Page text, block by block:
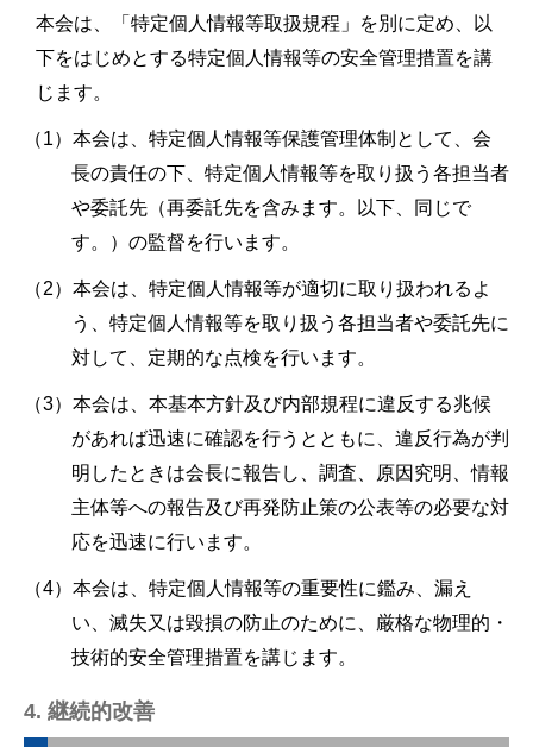
本会は、「特定個人情報等取扱規程」を別に定め、以
下をはじめとする特定個人情報等の安全管理措置を講
じます。
（1）本会は、特定個人情報等保護管理体制として、会
長の責任の下、特定個人情報等を取り扱う各担当者
や委託先（再委託先を含みます。以下、同じで
す。）の監督を行います。
（2）本会は、特定個人情報等が適切に取り扱われるよ
う、特定個人情報等を取り扱う各担当者や委託先に
対して、定期的な点検を行います。
（3）本会は、本基本方針及び内部規程に違反する兆候
があれば迅速に確認を行うとともに、違反行為が判
明したときは会長に報告し、調査、原因究明、情報
主体等への報告及び再発防止策の公表等の必要な対
応を迅速に行います。
（4）本会は、特定個人情報等の重要性に鑑み、漏え
い、滅失又は毀損の防止のために、厳格な物理的・
技術的安全管理措置を講じます。
4. 継続的改善